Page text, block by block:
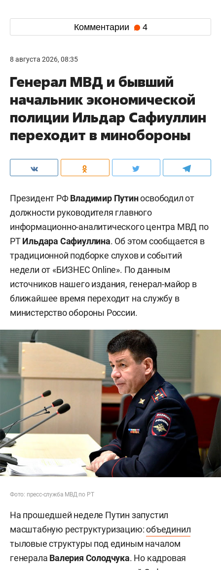
Комментарии 4
8 августа 2026, 08:35
Генерал МВД и бывший
начальник экономической
полиции Ильдар Сафиуллин
переходит в минобороны
Президент РФВладимир Путиносвободил от
должности руководителя главного
информационно-аналитического центра МВД по
РТИльдара Сафиуллина. Об этом сообщается в
традиционной подборке слухов и событий
недели от «БИЗНЕС Online». По данным
источников нашего издания, генерал-майор в
ближайшее время переходит на службу в
министерство обороны России.
Фото: пресс-служба МВД по РТ
На прошедшей неделе Путин запустил
масштабную реструктуризацию:объединил
тыловые структуры под единым началом
генерала Валерия Солодчука. Но кадровая